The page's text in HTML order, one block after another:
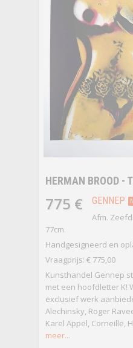
HERMAN BROOD -
775 € GENNEP
Afm.
77cm.
Handgesigneerd en
Vraagprijs: € 775,00
Kunsthandel Gennep
met een hoofdletter K!
exclusief werk
Alechinsky, Roger
Karel Appel, Corneille,
meer...